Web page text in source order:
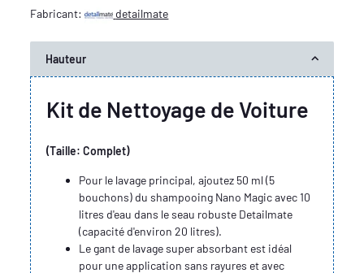
Fabricant:
detailmate
Hauteur
Kit de Nettoyage de Voiture
(Taille: Complet)
Pour le lavage principal, ajoutez 50 ml (5
bouchons) du shampooing Nano Magic avec 10
litres d'eau dans le seau robuste Detailmate
(capacité d'environ 20 litres).
Le gant de lavage super absorbant est idéal
pour une application sans rayures et avec